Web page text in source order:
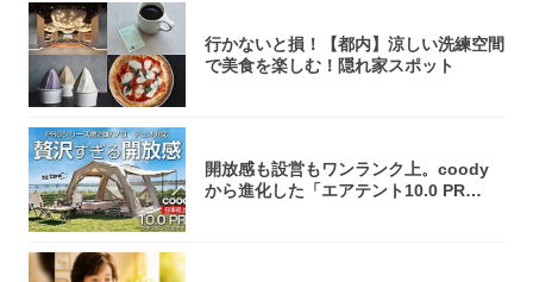
行かないと損！【都内】涼しい洗練空間
で美食を楽しむ！隠れ家スポット
開放感も設営もワンランク上。coody
から進化した「エアテント10.0 PR